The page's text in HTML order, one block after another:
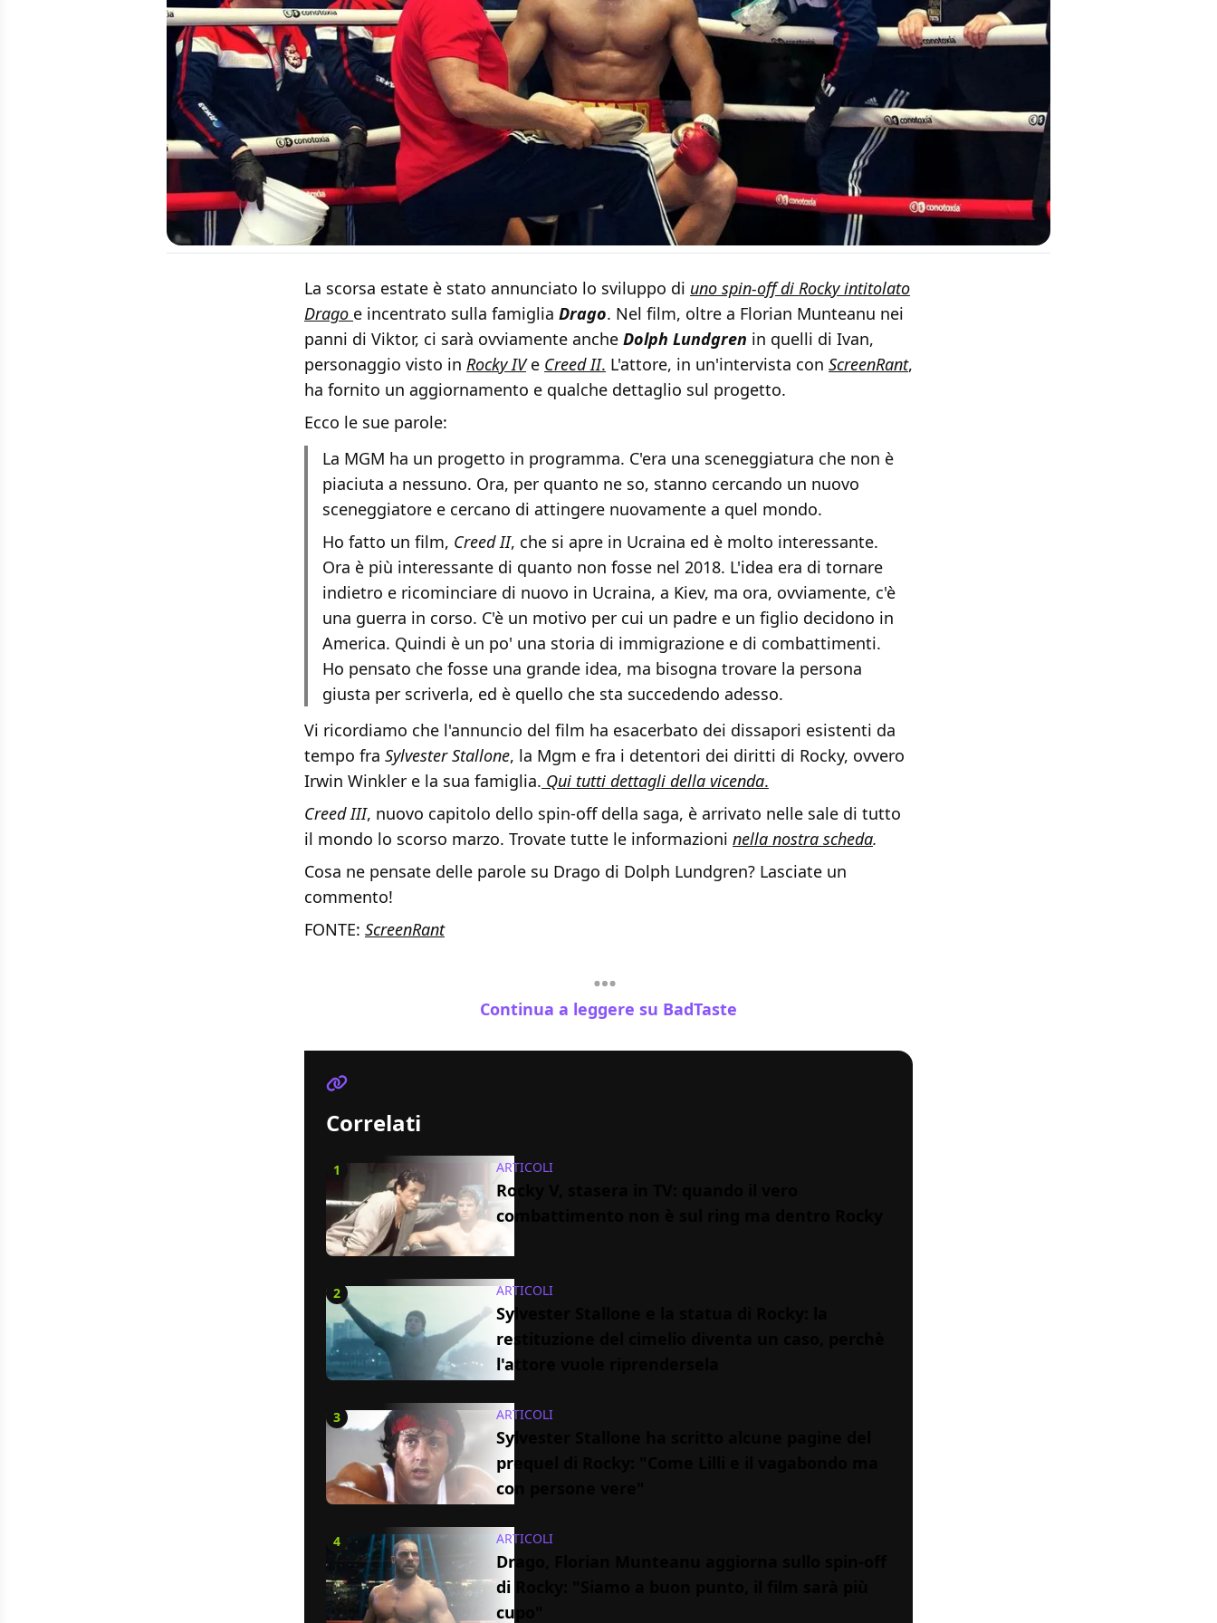
La scorsa estate è stato annunciato lo sviluppo di uno spin-off di Rocky intitolato
Drago e incentrato sulla famiglia Drago. Nel film, oltre a Florian Munteanu nei
panni di Viktor, ci sarà ovviamente anche Dolph Lundgren in quelli di Ivan,
personaggio visto in Rocky IVe Creed II. L'attore, in un'intervista con ScreenRant,
ha fornito un aggiornamento e qualche dettaglio sul progetto.
Ecco le sue parole:
La MGM ha un progetto in programma. C'era una sceneggiatura che non è
piaciuta a nessuno. Ora, per quanto ne so, stanno cercando un nuovo
sceneggiatore e cercano di attingere nuovamente a quel mondo.
Ho fatto un film, Creed II, che si apre in Ucraina ed è molto interessante.
Ora è più interessante di quanto non fosse nel 2018. L'idea era di tornare
indietro e ricominciare di nuovo in Ucraina, a Kiev, ma ora, ovviamente, c'è
una guerra in corso. C'è un motivo per cui un padre e un figlio decidono in
America. Quindi è un po' una storia di immigrazione e di combattimenti.
Ho pensato che fosse una grande idea, ma bisogna trovare la persona
giusta per scriverla, ed è quello che sta succedendo adesso.
Vi ricordiamo che l'annuncio del film ha esacerbato dei dissapori esistenti da
tempo fra Sylvester Stallone, la Mgm e fra i detentori dei diritti di Rocky, ovvero
Irwin Winkler e la sua famiglia. Qui tutti dettagli della vicenda.
Creed III, nuovo capitolo dello spin-off della saga, è arrivato nelle sale di tutto
il mondo lo scorso marzo. Trovate tutte le informazioni nella nostra scheda.
Cosa ne pensate delle parole su Drago di Dolph Lundgren? Lasciate un
commento!
FONTE: ScreenRant
Continua a leggere su BadTaste
Correlati
1 ARTICOLI
Rocky V, stasera in TV: quando il vero
combattimento non è sul ring ma dentro Rocky
2 ARTICOLI
Sylvester Stallone e la statua di Rocky: la
restituzione del cimelio diventa un caso, perchè
l'attore vuole riprendersela
3 ARTICOLI
Sylvester Stallone ha scritto alcune pagine del
prequel di Rocky: "Come Lilli e il vagabondo ma
con persone vere"
4 ARTICOLI
Drago, Florian Munteanu aggiorna sullo spin-off
di Rocky: "Siamo a buon punto, il film sarà più
cupo"